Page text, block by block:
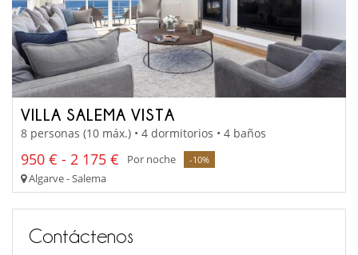
VILLA SALEMA VISTA
8 personas (10 máx.) • 4 dormitorios • 4 baños
950 € - 2 175 € Por noche -10%
Algarve - Salema
Contáctenos